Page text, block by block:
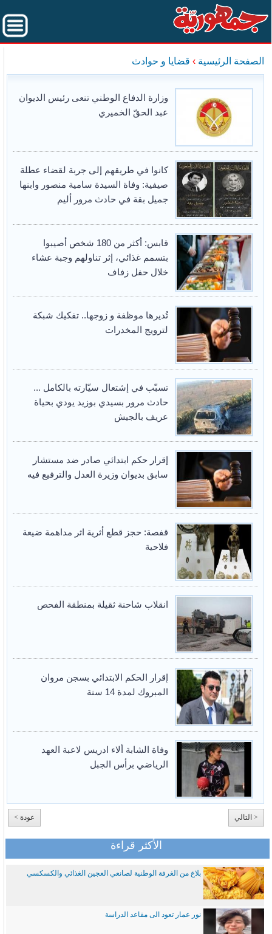
الصفحة الرئيسية › قضايا و حوادث
وزارة الدفاع الوطني تنعى رئيس الديوان
عبد الحقّ الخميري
كانوا في طريقهم إلى جربة لقضاء عطلة
صيفية: وفاة السيدة سامية منصور وابنها
جميل بقة في حادث مرور أليم
قابس: أكثر من 180 شخص أصيبوا
بتسمم غذائي، إثر تناولهم وجبة عشاء
خلال حفل زفاف
تُديرها موظفة و زوجها.. تفكيك شبكة
لترويج المخدرات
تسبّب في إشتعال سيّارته بالكامل ...
حادث مرور بسيدي بوزيد يودي بحياة
عريف بالجيش
إقرار حكم ابتدائي صادر ضد مستشار
سابق بديوان وزيرة العدل والترفيع فيه
قفصة: حجز قطع أثرية اثر مداهمة ضيعة
فلاحية
انقلاب شاحنة ثقيلة بمنطقة الفحص
إقرار الحكم الابتدائي بسجن مروان
المبروك لمدة 14 سنة
وفاة الشابة ألاء ادريس لاعبة العهد
الرياضي برأس الجبل
عودة > < التالي
الأكثر قراءة
بلاغ من الغرفة الوطنية لصانعي العجين الغذائي والكسكسي
نور عمار تعود الى مقاعد الدراسة